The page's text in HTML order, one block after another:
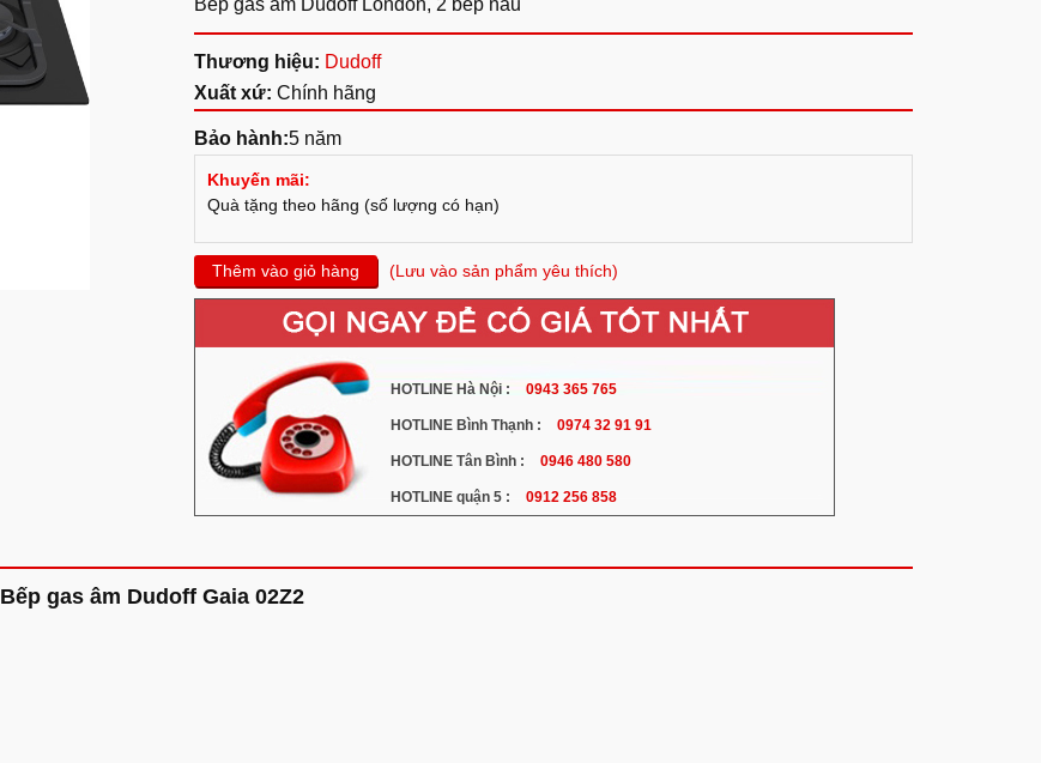
Bếp gas âm Dudoff London, 2 bếp nấu
Thương hiệu: Dudoff
Xuất xứ: Chính hãng
Bảo hành:5 năm
Khuyến mãi:
Quà tặng theo hãng (số lượng có hạn)
Thêm vào giỏ hàng (Lưu vào sản phẩm yêu thích)
HOTLINE Hà Nội : 0943 365 765
HOTLINE Bình Thạnh : 0974 32 91 91
HOTLINE Tân Bình : 0946 480 580
HOTLINE quận 5 : 0912 256 858
Bếp gas âm Dudoff Gaia 02Z2